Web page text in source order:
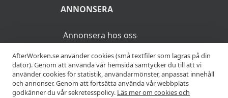
KRÖGARE
Anslut din restaurang
AfterWorken.se använder cookies (små textfiler som lagras på din
dator). Genom att använda vår hemsida samtycker du till att vi
använder cookies för statistik, användarmönster, anpassat innehåll
och annonser. Genom att fortsätta använda vår webbplats
godkänner du vår sekretesspolicy. Läs mer om cookies och